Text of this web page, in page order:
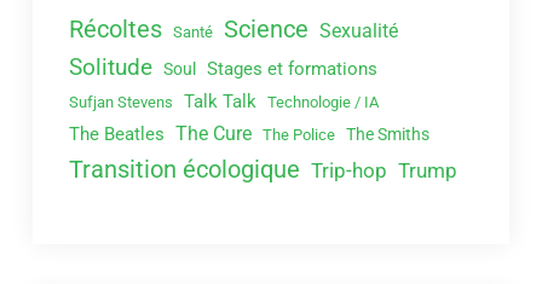
Récoltes Santé Science Sexualité
Solitude Soul Stages et formations
Sufjan Stevens Talk Talk Technologie / IA
The Beatles The Cure The Police The Smiths
Transition écologique Trip-hop Trump